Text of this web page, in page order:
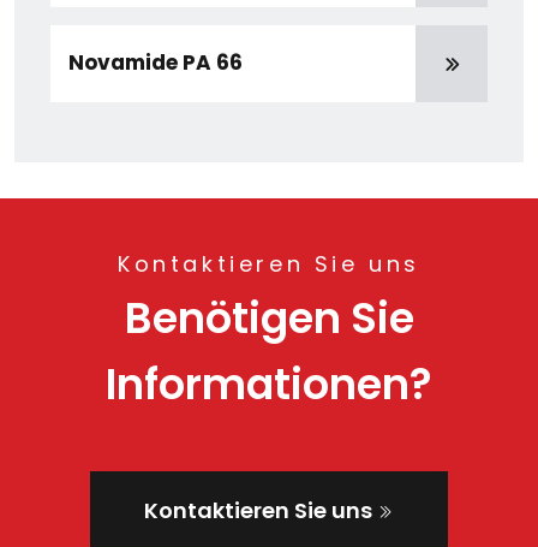
Novamide PA 66
Kontaktieren Sie uns
Benötigen Sie
Informationen?
Kontaktieren Sie uns